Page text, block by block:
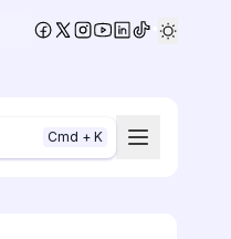
Cmd + K